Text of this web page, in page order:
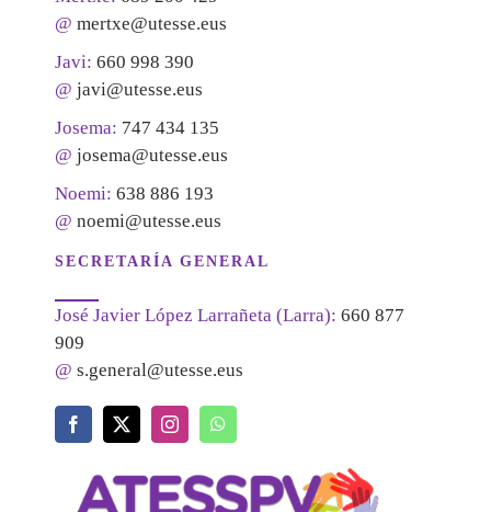
@ mertxe@utesse.eus
Javi: 660 998 390
@ javi@utesse.eus
Josema: 747 434 135
@ josema@utesse.eus
Noemi: 638 886 193
@ noemi@utesse.eus
SECRETARÍA GENERAL
José Javier López Larrañeta (Larra): 660 877
909
@ s.general@utesse.eus